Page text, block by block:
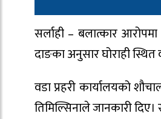
सर्लाही – बलात्कार
दाङका अनुसार घोराही स्थित
वडा प्रहरी कार्यालयको
तिमिल्सिनाले जानकारी